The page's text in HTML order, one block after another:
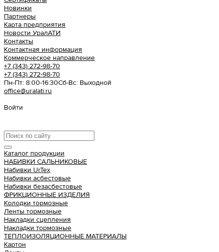
Новинки
Партнеры
Карта предприятия
Новости УралАТИ
Контакты
Контактная информация
Коммерческое направление
+7 (343) 272-98-70
+7 (343) 272-98-70
Пн-Пт: 8:00-16:30Cб-Вс: Выходной
office@uralati.ru
Войти
Каталог продукции
НАБИВКИ САЛЬНИКОВЫЕ
Набивки UrTex
Набивки асбестовые
Набивки безасбестовые
ФРИКЦИОННЫЕ ИЗДЕЛИЯ
Колодки тормозные
Ленты тормозные
Накладки сцепления
Накладки тормозные
ТЕПЛОИЗОЛЯЦИОННЫЕ МАТЕРИАЛЫ
Картон